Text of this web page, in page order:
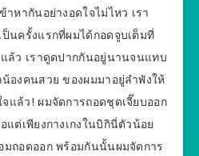
หากันอย่างอดใจไม่ไหว เรา
นครั้งแรกที่ผมได้กอดจูบเต็มที่
ล้ว เราดูดปากกันอยู่นานจนแทบ
องคนสวย ของผมมาอยู่ลำพังให้
แล้ว! ผมจัดการถอดชุดเจี๊ยบออก
ต่เพียงกางเกงในบิกินี่ตัวน้อย
มถอดออก พร้อมกันนั้นผมจัดการ